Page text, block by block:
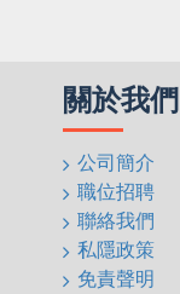
關於我們
公司簡介
職位招聘
聯絡我們
私隱政策
免責聲明